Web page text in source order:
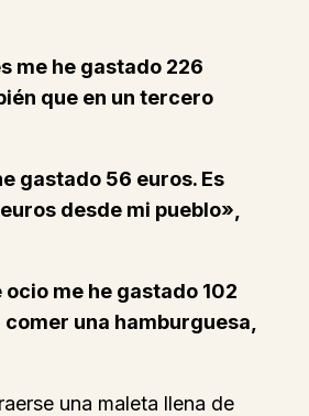
me he gastado 226
que en un tercero
gastado 56 euros. Es
desde mi pueblo»,
me he gastado 102
una hamburguesa,
una maleta llena de